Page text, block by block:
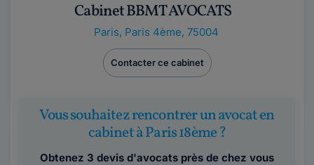
Cabinet BBMT AVOCATS
Paris, Paris 4ème, 75004
Contacter ce cabinet
Vous souhaitez rencontrer un avocat en
cabinet à Paris 18ème ?
Obtenez 3 devis d'avocats près de chez vous